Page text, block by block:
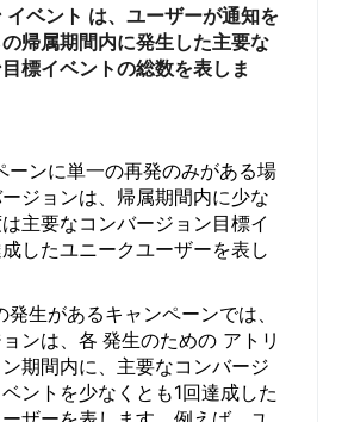
イベント は、ユーザーが通知を
帰属期間内に発生した主要な
標イベントの総数を表しま
ーンに単一の再発のみがある場
ジョンは、帰属期間内に少な
主要なコンバージョン目標イ
したユニークユーザーを表し
発生があるキャンペーンでは、
ンは、各 発生のための アトリ
期間内に、主要なコンバージ
ントを少なくとも1回達成した